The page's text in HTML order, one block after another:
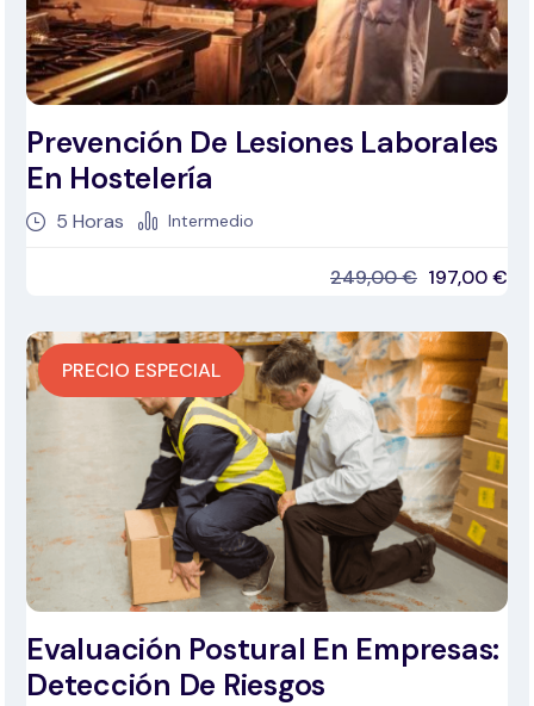
Prevención De Lesiones Laborales
En Hostelería
5 Horas Intermedio
249,00€ 197,00€
PRECIO ESPECIAL
Evaluación Postural En Empresas:
Detección De Riesgos